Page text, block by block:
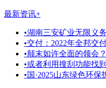
最新资讯+
•湖南三安矿业无限义
•交付：2022年全邦交
•颠末如许全面的领会？
•或者利用搜刮功能找
•国·2025山东绿色环